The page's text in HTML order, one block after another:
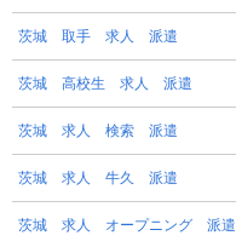
茨城 取手 求人 派遣
茨城 高校生 求人 派遣
茨城 求人 検索 派遣
茨城 求人 牛久 派遣
茨城 求人 オープニング 派遣